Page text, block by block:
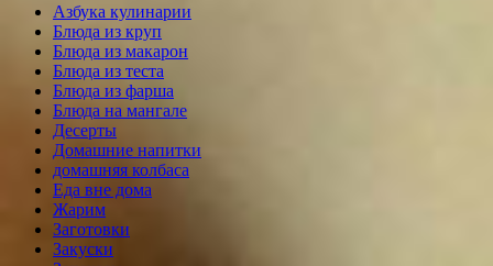
Азбука кулинарии
Блюда из круп
Блюда из макарон
Блюда из теста
Блюда из фарша
Блюда на мангале
Десерты
Домашние напитки
домашняя колбаса
Еда вне дома
Жарим
Заготовки
Закуски